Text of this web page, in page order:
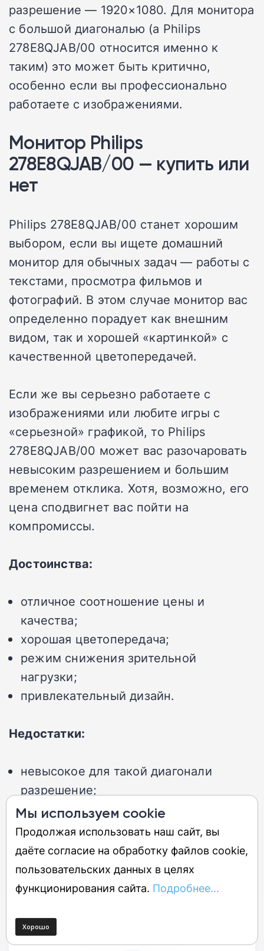
разрешение — 1920×1080. Для монитора
с большой диагональю (а Philips
278E8QJAB/00 относится именно к
таким) это может быть критично,
особенно если вы профессионально
работаете с изображениями.
Монитор Philips
278E8QJAB/00 — купить или
нет
Philips 278E8QJAB/00 станет хорошим
выбором, если вы ищете домашний
монитор для обычных задач — работы с
текстами, просмотра фильмов и
фотографий. В этом случае монитор вас
определенно порадует как внешним
видом, так и хорошей «картинкой» с
качественной цветопередачей.
Если же вы серьезно работаете с
изображениями или любите игры с
«серьезной» графикой, то Philips
278E8QJAB/00 может вас разочаровать
невысоким разрешением и большим
временем отклика. Хотя, возможно, его
цена сподвигнет вас пойти на
компромиссы.
Достоинства:
отличное соотношение цены и
качества;
хорошая цветопередача;
режим снижения зрительной
нагрузки;
привлекательный дизайн.
Недостатки:
невысокое для такой диагонали
разрешение;
отсутствие регулировки по высоте.
Мы используем cookie
Продолжая использовать наш сайт, вы
даёте согласие на обработку файлов cookie,
пользовательских данных в целях
функционирования сайта. Подробнее...